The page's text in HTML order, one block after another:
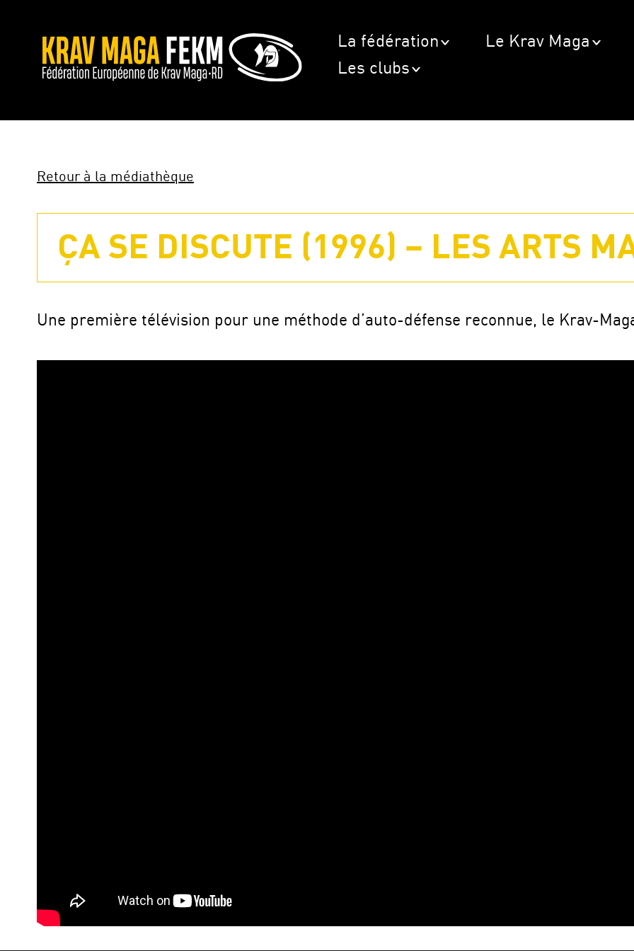
La fédération
Le Krav Maga
Les clubs
Retour à la médiathèque
ÇA SE DISCUTE (1996) – LES ARTS
Une première télévision pour une méthode d’auto-défense reconnue, le Krav-